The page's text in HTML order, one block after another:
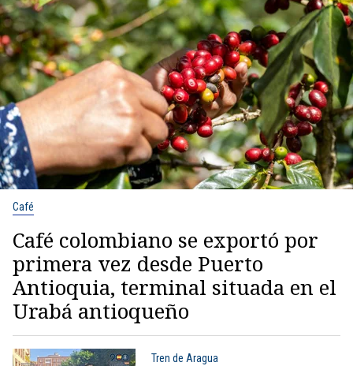
Café
Café colombiano se exportó por
primera vez desde Puerto
Antioquia, terminal situada en el
Urabá antioqueño
Tren de Aragua